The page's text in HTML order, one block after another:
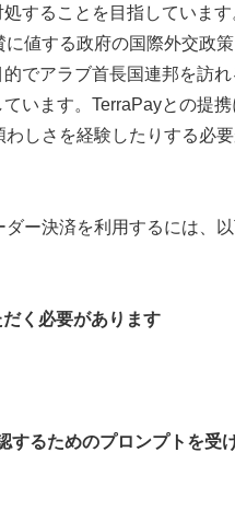
することを目指しています
値する政府の国際外交政
でアラブ首長国連邦を訪れ
います。TerraPayとの提携
しさを経験したりする必
ー決済を利用するには、
く必要があります
するためのプロンプトを受